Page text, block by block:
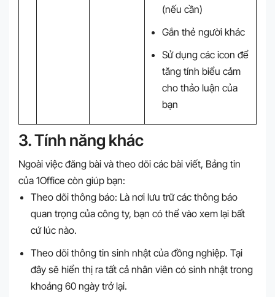
(nếu cần)
Gắn thẻ người khác
Sử dụng các icon để
tăng tính biểu cảm
cho thảo luận của
bạn
3. Tính năng khác
Ngoài việc đăng bài và theo dõi các bài viết, Bảng tin
của 1Office còn giúp bạn:
Theo dõi thông báo: Là nơi lưu trữ các thông báo
quan trọng của công ty, bạn có thể vào xem lại bất
cứ lúc nào.
Theo dõi thông tin sinh nhật của đồng nghiệp. Tại
đây sẽ hiển thị ra tất cả nhân viên có sinh nhật trong
khoảng 60 ngày trở lại.